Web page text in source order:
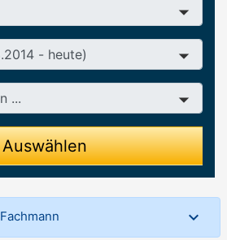
Auswählen